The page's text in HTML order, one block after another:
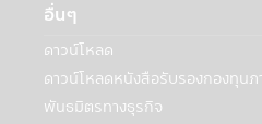
ภายนอกอื่นๆ ที่มีความเกี่ย
คำสั่งศาล หรือกระบวนกา
กฎหมายอื่นๆ ภายใต้กฎ
หรือกฎหมายและกฎข้อบัง
อื่นๆ
ดาวน์โหลด
ดาวน์โหลดหนังสือรับรองกองทุน
พันธมิตรทางธุรกิจ